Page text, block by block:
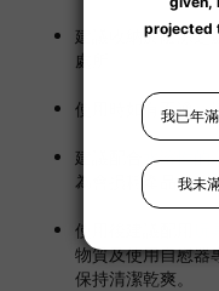
建議收納於陰涼之
處所。
使用時如有不適，
建議配合 水溶性的
為會損耗產品上的
使用後建議配用
物質及使用自慰器
保持清潔乾爽。